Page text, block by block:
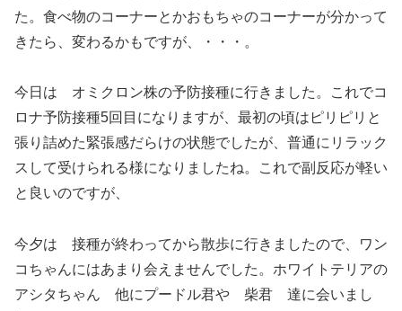
た。食べ物のコーナーとかおもちゃのコーナーが分かって
きたら、変わるかもですが、・・・。
今日は オミクロン株の予防接種に行きました。これでコ
ロナ予防接種5回目になりますが、最初の頃はピリピリと
張り詰めた緊張感だらけの状態でしたが、普通にリラック
スして受けられる様になりましたね。これで副反応が軽い
と良いのですが、
今夕は 接種が終わってから散歩に行きましたので、ワン
コちゃんにはあまり会えませんでした。ホワイトテリアの
アシタちゃん 他にプードル君や 柴君 達に会いまし